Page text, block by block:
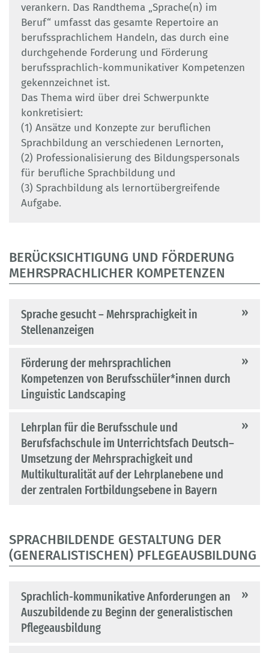
verankern. Das Randthema „Sprache(n) im
Beruf“ umfasst das gesamte Repertoire an
berufssprachlichem Handeln, das durch eine
durchgehende Forderung und Förderung
berufssprachlich-kommunikativer Kompetenzen
gekennzeichnet ist.
Das Thema wird über drei Schwerpunkte
konkretisiert:
(1) Ansätze und Konzepte zur beruflichen
Sprachbildung an verschiedenen Lernorten,
(2) Professionalisierung des Bildungspersonals
für berufliche Sprachbildung und
(3) Sprachbildung als lernortübergreifende
Aufgabe.
BERÜCKSICHTIGUNG UND FÖRDERUNG
MEHRSPRACHLICHER KOMPETENZEN
Sprache gesucht – Mehrsprachigkeit in
Stellenanzeigen
Förderung der mehrsprachlichen
Kompetenzen von Berufsschüler*innen durch
Linguistic Landscaping
Lehrplan für die Berufsschule und
Berufsfachschule im Unterrichtsfach Deutsch–
Umsetzung der Mehrsprachigkeit und
Multikulturalität auf der Lehrplanebene und
der zentralen Fortbildungsebene in Bayern
SPRACHBILDENDE GESTALTUNG DER
(GENERALISTISCHEN) PFLEGEAUSBILDUNG
Sprachlich-kommunikative Anforderungen an
Auszubildende zu Beginn der generalistischen
Pflegeausbildung